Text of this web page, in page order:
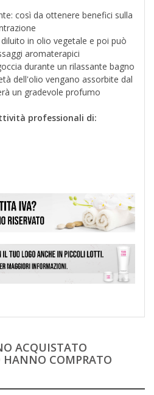
così da ottenere benefici sulla
in olio vegetale e poi può
aromaterapici
durante un rilassante bagno
dell'olio vengano assorbite dal
un gradevole profumo
professionali di:
ACQUISTATO
HANNO COMPRATO